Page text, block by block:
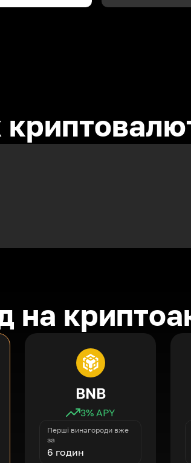
на
BNB
3% APY
Перші винагороди вже
за
6 годин